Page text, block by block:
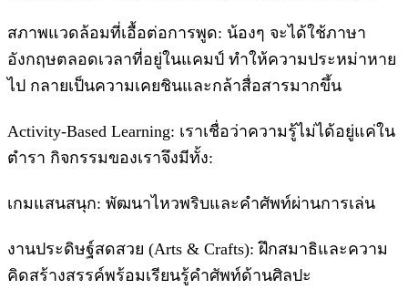
สภาพแวดล้อมที่เอื้อต่อการพูด: น้องๆ จะได้ใช้ภาษา
อังกฤษตลอดเวลาที่อยู่ในแคมป์ ทำให้ความประหม่าหาย
ไป กลายเป็นความเคยชินและกล้าสื่อสารมากขึ้น
Activity-Based Learning: เราเชื่อว่าความรู้ไม่ได้อยู่แค่ใน
ตำรา กิจกรรมของเราจึงมีทั้ง:
เกมแสนสนุก: พัฒนาไหวพริบและคำศัพท์ผ่านการเล่น
งานประดิษฐ์สดสวย (Arts & Crafts): ฝึกสมาธิและความ
คิดสร้างสรรค์พร้อมเรียนรู้คำศัพท์ด้านศิลปะ